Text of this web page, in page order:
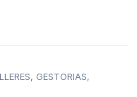
GESTORIAS,